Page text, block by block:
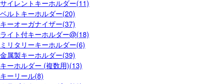
サイレントキーホルダー(11)
ベルトキーホルダー(20)
キーオーガナイザー(37)
ライト付キーホルダー@(18)
ミリタリーキーホルダー(6)
金属製キーホルダー(39)
キーホルダー (複数用)(13)
キーリール(8)